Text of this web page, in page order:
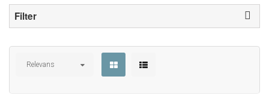
Filter
Relevans